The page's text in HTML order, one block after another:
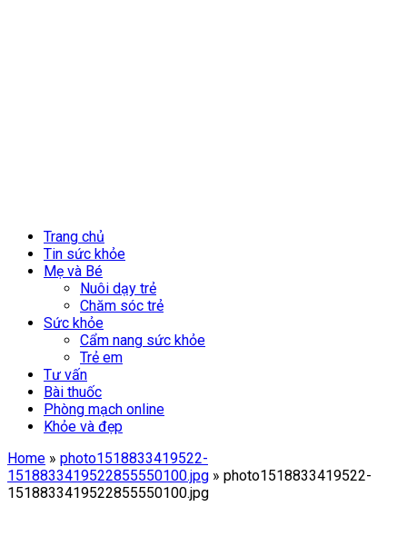
Trang chủ
Tin sức khỏe
Mẹ và Bé
Nuôi dạy trẻ
Chăm sóc trẻ
Sức khỏe
Cẩm nang sức khỏe
Trẻ em
Tư vấn
Bài thuốc
Phòng mạch online
Khỏe và đẹp
Home » photo1518833419522-
1518833419522855550100.jpg » photo1518833419522-
1518833419522855550100.jpg